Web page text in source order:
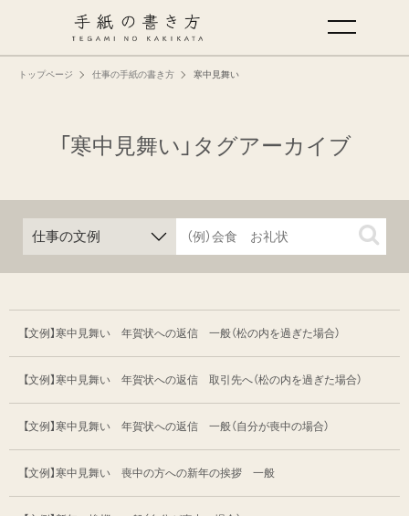
トップページ 仕事の手紙の書き方 寒中見舞い
「寒中見舞い」タグアーカイブ
【文例】寒中見舞い 年賀状への返信 一般（松の内を過ぎた場合）
【文例】寒中見舞い 年賀状への返信 取引先へ（松の内を過ぎた場合）
【文例】寒中見舞い 年賀状への返信 一般（自分が喪中の場合）
【文例】寒中見舞い 喪中の方への新年の挨拶 一般
手紙の基本
仕事の手紙の書き方
特集
ミドリオフィシャルサイト